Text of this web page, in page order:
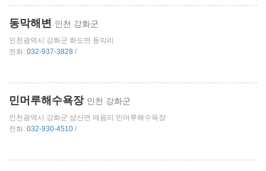
동막해변 인천 강화군
인천광역시 강화군 화도면 동막리
전화: 032-937-3828 /
민머루해수욕장 인천 강화군
인천광역시 강화군 삼산면 매음리 민머루해수욕장
전화: 032-930-4510 /